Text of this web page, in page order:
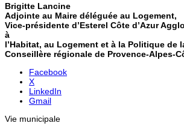
Brigitte Lancine
Adjointe au Maire déléguée au Logement,
Vice-présidente d’Esterel Côte d’Azur
à
l’Habitat, au Logement et à la Politique de
Conseillère régionale de Provence-Alpes-
Facebook
X
LinkedIn
Gmail
Vie municipale